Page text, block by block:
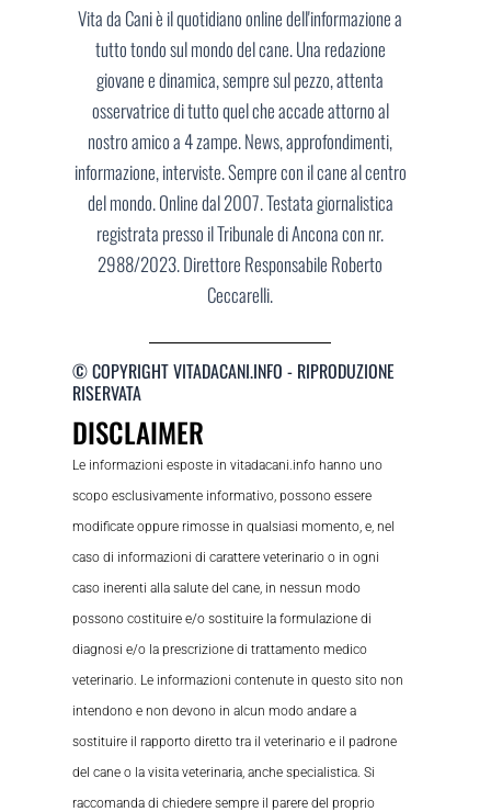
Vita da Cani è il quotidiano online dell'informazione a
tutto tondo sul mondo del cane. Una redazione
giovane e dinamica, sempre sul pezzo, attenta
osservatrice di tutto quel che accade attorno al
nostro amico a 4 zampe. News, approfondimenti,
informazione, interviste. Sempre con il cane al centro
del mondo. Online dal 2007. Testata giornalistica
registrata presso il Tribunale di Ancona con nr.
2988/2023. Direttore Responsabile Roberto
Ceccarelli.
© COPYRIGHT VITADACANI.INFO - RIPRODUZIONE
RISERVATA
DISCLAIMER
Le informazioni esposte in vitadacani.info hanno uno
scopo esclusivamente informativo, possono essere
modificate oppure rimosse in qualsiasi momento, e, nel
caso di informazioni di carattere veterinario o in ogni
caso inerenti alla salute del cane, in nessun modo
possono costituire e/o sostituire la formulazione di
diagnosi e/o la prescrizione di trattamento medico
veterinario. Le informazioni contenute in questo sito non
intendono e non devono in alcun modo andare a
sostituire il rapporto diretto tra il veterinario e il padrone
del cane o la visita veterinaria, anche specialistica. Si
raccomanda di chiedere sempre il parere del proprio